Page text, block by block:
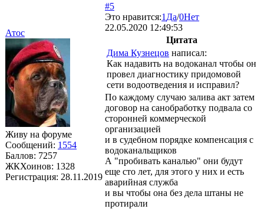
Атос
Живу на форуме
Сообщений: 1554
Баллов: 7257
ЖКХоинов: 1328
Регистрация: 28.11.2019
#5
Это нравится:1 Да/0Нет
22.05.2020 12:49:53
Цитата
Дима Кузнецов написал:
Как надавить на водоканал чтобы он
провел диагностику придомовой
сети водоотведения и исправил?
По каждому случаю залива акт затем
договор на санобработку подвала со
сторонней коммерческой
организацией
и в судебном порядке компенсация с
водоканальщиков
А "пробивать каналью" они будут
еще сто лет, для этого у них и есть
аварийная служба
и вы чтобы она без дела штаны не
протирали